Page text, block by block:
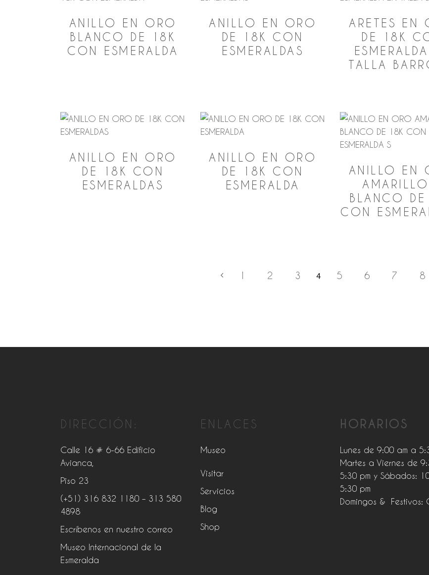
ANILLO EN ORO
BLANCO DE 18K
CON ESMERALDA
ANILLO EN ORO
DE 18K CON
ESMERALDAS
ARETES EN
DE 18K
TALLA
ANILLO EN ORO
DE 18K CON
ESMERALDAS
ANILLO EN ORO
DE 18K CON
ESMERALDA
ANILLO EN
BLANCO
CON
1 2 3 4 5 6 7 8
DIRECCIÓN:
Calle 16 # 6-66 Edificio
Avianca,
Piso 23
(+51) 316 832 1180 – 313 580
4898
Escríbenos en nuestro correo
Museo Internacional de la
Esmeralda
ENLACES
Museo
Visitar
Servicios
Blog
Shop
HORARIOS
Lunes de 9:00 am a
Martes a Viernes de
5:30 pm y Sábados:
5:30 pm
Domingos & Festivos: